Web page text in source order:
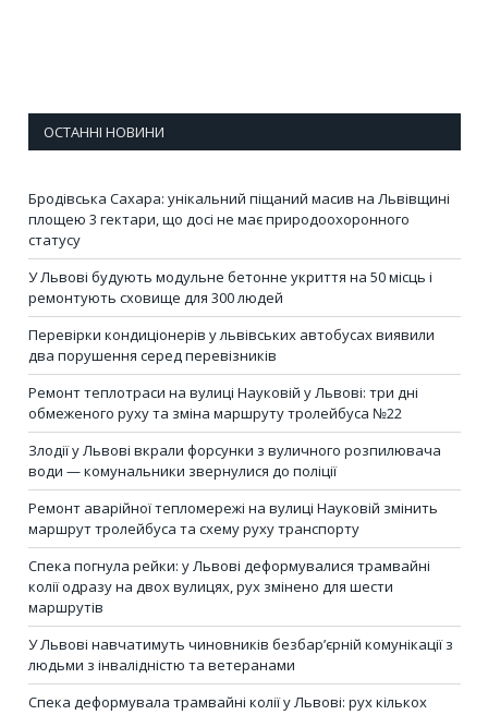
ОСТАННІ НОВИНИ
Бродівська Сахара: унікальний піщаний масив на Львівщині
площею 3 гектари, що досі не має природоохоронного
статусу
У Львові будують модульне бетонне укриття на 50 місць і
ремонтують сховище для 300 людей
Перевірки кондиціонерів у львівських автобусах виявили
два порушення серед перевізників
Ремонт теплотраси на вулиці Науковій у Львові: три дні
обмеженого руху та зміна маршруту тролейбуса №22
Злодії у Львові вкрали форсунки з вуличного розпилювача
води — комунальники звернулися до поліції
Ремонт аварійної тепломережі на вулиці Науковій змінить
маршрут тролейбуса та схему руху транспорту
Спека погнула рейки: у Львові деформувалися трамвайні
колії одразу на двох вулицях, рух змінено для шести
маршрутів
У Львові навчатимуть чиновників безбар’єрній комунікації з
людьми з інвалідністю та ветеранами
Спека деформувала трамвайні колії у Львові: рух кількох